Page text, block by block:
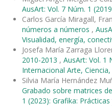
AusArt: Vol. 7 Núm. 1
Carlos García Miragall,
números a números ,
Visualidad, energía,
Josefa María Zarraga
2010-2013 , AusArt: Vol. 1
Internacional Arte,
Silvia María Hernández
Grabado sobre matrices
1 (2023): Grafika: